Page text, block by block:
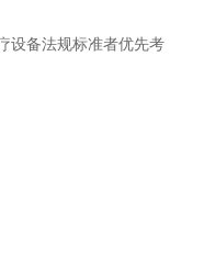
设备法规标准者优先考